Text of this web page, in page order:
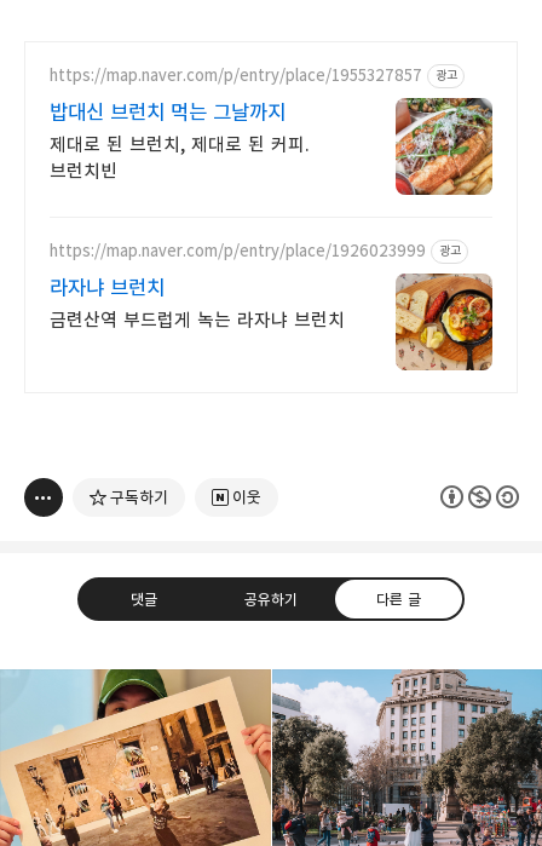
https://map.naver.com/p/entry/place/1955327857 광고
밥대신 브런치 먹는 그날까지
제대로 된 브런치, 제대로 된 커피.
브런치빈
https://map.naver.com/p/entry/place/1926023999 광고
라자냐 브런치
금련산역 부드럽게 녹는 라자냐 브런치
구독하기 이웃
댓글 공유하기 다른 글
빛으로 쓴 편지
취미분야 크리에이터
여행하고 사진을 찍습니다. 생각을 덧붙입니다.
구독하기 카카오톡 라인 트위터